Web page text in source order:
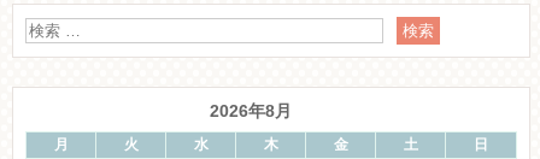
2026年8月
月 火 水 木 金 土
日